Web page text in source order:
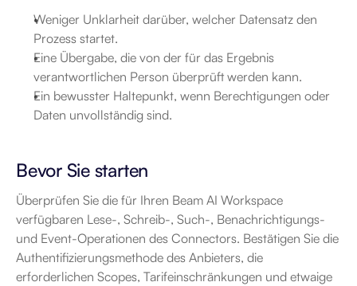
Weniger Unklarheit darüber, welcher Datensatz den
Prozess startet.
Eine Übergabe, die von der für das Ergebnis
verantwortlichen Person überprüft werden kann.
Ein bewusster Haltepunkt, wenn Berechtigungen oder
Daten unvollständig sind.
Bevor Sie starten
Überprüfen Sie die für Ihren Beam AI Workspace
verfügbaren Lese-, Schreib-, Such-, Benachrichtigungs-
und Event-Operationen des Connectors. Bestätigen Sie die
Authentifizierungsmethode des Anbieters, die
erforderlichen Scopes, Tarifeinschränkungen und etwaige